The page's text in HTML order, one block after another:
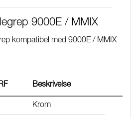
9000E / MMIX
kompatibel med 9000E / MMIX
Beskrivelse
Krom